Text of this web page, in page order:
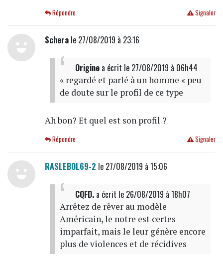
Signaler
Répondre
Scherale 27/08/2019 à 23:16
Originea écrit le 27/08/2019 à 06h44
« regardé et parlé à un homme « peu
de doute sur le profil de ce type
Ah bon? Et quel est son profil ?
Signaler
Répondre
RASLEBOL69-2 le 27/08/2019 à 15:06
CQFD.a écrit le 26/08/2019 à 18h07
Arrêtez de rêver au modèle
Américain, le notre est certes
imparfait, mais le leur génère encore
plus de violences et de récidives